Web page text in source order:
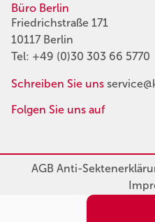
Büro Berlin
Friedrichstraße 171
10117 Berlin
Tel: +49 (0)30 303 66 5770
Schreiben Sie uns
Folgen Sie uns auf
AGBAnti-